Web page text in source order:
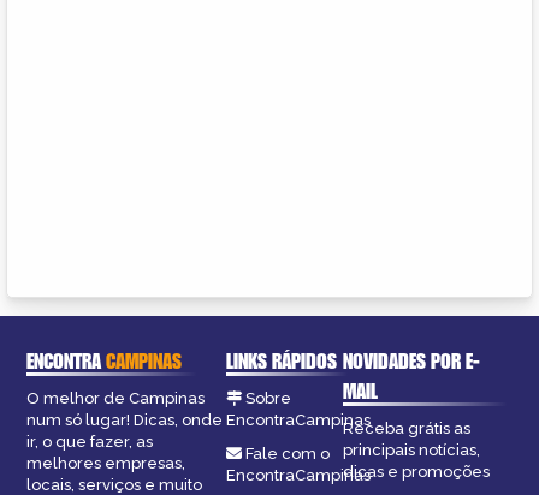
ENCONTRACAMPINAS
O melhor de Campinas
num só lugar! Dicas, onde
ir, o que fazer, as
melhores empresas,
locais, serviços e muito
LINKS RÁPIDOS
Sobre
EncontraCampinas
Fale com o
EncontraCampinas
NOVIDADES POR E-
MAIL
Receba grátis as
principais notícias,
dicas e promoções